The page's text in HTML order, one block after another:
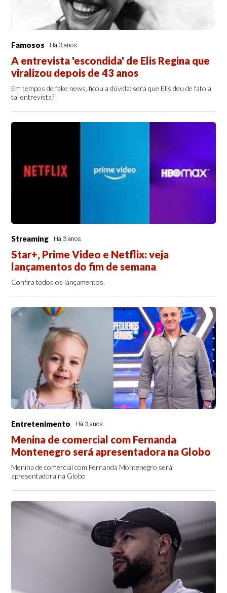
Famosos Há 3 anos
A entrevista 'escondida' de Elis Regina que
viralizou depois de 43 anos
Em tempos de fake news, ficou a dúvida: será que Elis deu de fato a
tal entrevista?
Streaming Há 3 anos
Star+, Prime Video e Netflix: veja
lançamentos do fim de semana
Confira todos os lançamentos.
Entretenimento Há 3 anos
Menina de comercial com Fernanda
Montenegro será apresentadora na Globo
Menina de comercial com Fernanda Montenegro será
apresentadora na Globo